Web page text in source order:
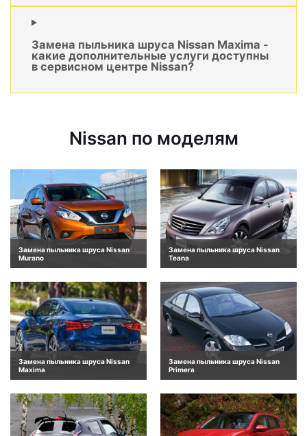
Замена пыльника шруса Nissan Maxima -
какие дополнительные услуги доступны
в сервисном центре Nissan?
Nissan по моделям
Замена пыльника шруса Nissan
Murano
Замена пыльника шруса Nissan
Teana
Замена пыльника шруса Nissan
Maxima
Замена пыльника шруса Nissan
Primera